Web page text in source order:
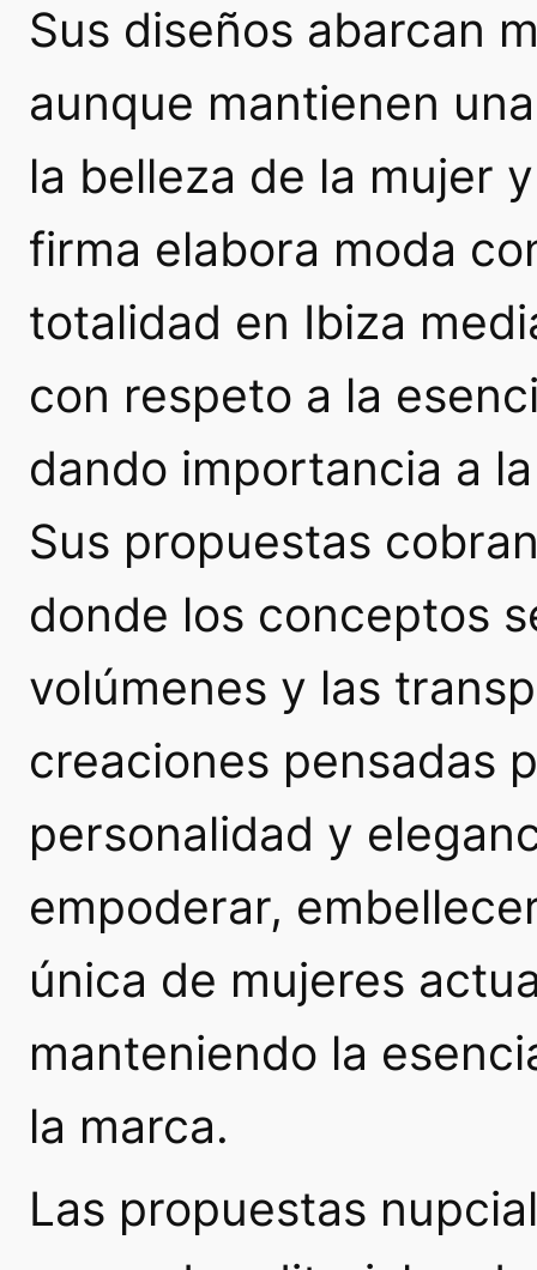
Sus diseños abarcan
aunque mantienen
la belleza de la mujer
firma elabora moda
totalidad en Ibiza
con respeto a la
dando importancia a
Sus propuestas
donde los conceptos
volúmenes y las
creaciones pensadas
personalidad y
empoderar,
única de mujeres
manteniendo la
la marca.
Las propuestas